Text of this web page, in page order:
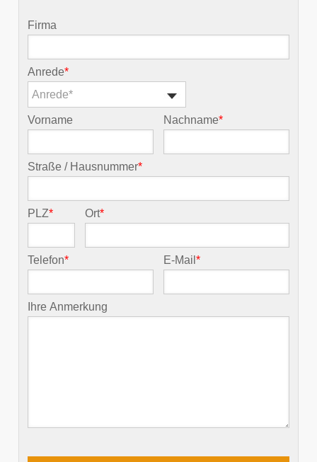
Firma
Anrede*
Anrede*
Vorname Nachname*
Straße / Hausnummer*
PLZ* Ort*
Telefon* E-Mail*
Ihre Anmerkung